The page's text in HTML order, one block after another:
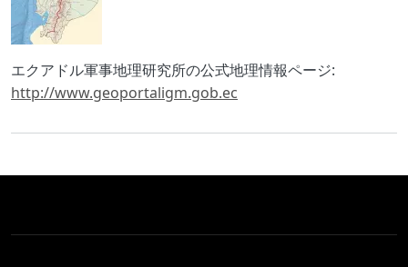
Body
エクアドル軍事地理研究所の公式地理情報ページ:
http://www.geoportaligm.gob.ec